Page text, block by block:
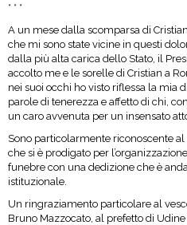
* * *
A un mese dalla scomparsa di
che mi sono state vicine in questi
dalla più alta carica dello Stato, il
accolto me e le sorelle di Cristian a
nei suoi occhi ho visto riflessa la mia
parole di tenerezza e affetto di chi,
un caro avvenuta per un insensato
Sono particolarmente riconoscente al
che si è prodigato per
funebre con una dedizione che è
istituzionale.
Un ringraziamento particolare al
Bruno Mazzocato, al prefetto di